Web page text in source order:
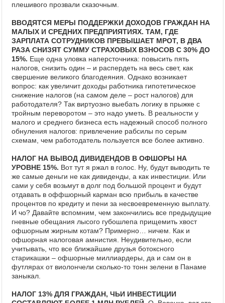
плешивого прозвали сказочным.
ВВОДЯТСЯ МЕРЫ ПОДДЕРЖКИ ДОХОДОВ ГРАЖДАН НА
МАЛЫХ И СРЕДНИХ ПРЕДПРИЯТИЯХ. ТАМ, ГДЕ
ЗАРПЛАТА СОТРУДНИКОВ ПРЕВЫШАЕТ МРОТ, В ДВА
РАЗА СНИЗЯТ СУММУ СТРАХОВЫХ ВЗНОСОВ С 30% ДО
15%. Еще одна уловка наперсточника: повысить пять
налогов, снизить один – и распердеть на весь свет, как
свершение великого благодеяния. Однако возникает
вопрос: как увеличит доходы работника гипотетическое
снижение налогов (на самом деле – рост налогов) для
работодателя? Так виртуозно выебать логику в прыжке с
тройным переворотом – это надо уметь. В реальности у
малого и среднего бизнеса есть надежный способ полного
обнуления налогов: привлечение рабсилы по серым
схемам, чем работодатель пользуется все более активно.
НАЛОГ НА ВЫВОД ДИВИДЕНДОВ В ОФШОРЫ НА
УРОВНЕ 15%. Вот тут я ржал в голос. Ну, будут выводить те
же самые деньги не как дивиденды, а как инвестиции. Или
сами у себя возьмут в долг под большой процент и будут
отдавать в оффшорный карман всю прибыль в качестве
процентов по кредиту и пени за несвоевременную выплату.
И чо? Давайте вспомним, чем закончились все предыдущие
гневные обещания лысого губошлепа прищемить хвост
офшорным жирным котам? Примерно… ничем. Как и
офшорная налоговая амнистия. Неудивительно, если
учитывать, что все ближайшие друзья ботоксного
старикашки – офшорные миллиардеры, да и сам он в
футлярах от виолончели сколько-то тонн зелени в Панаме
заныкал.
НАЛОГ 13% ДЛЯ ГРАЖДАН, ЧЬИ ИНВЕСТИЦИИ